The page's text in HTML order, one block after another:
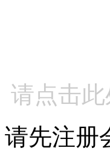
请点击
请先注册